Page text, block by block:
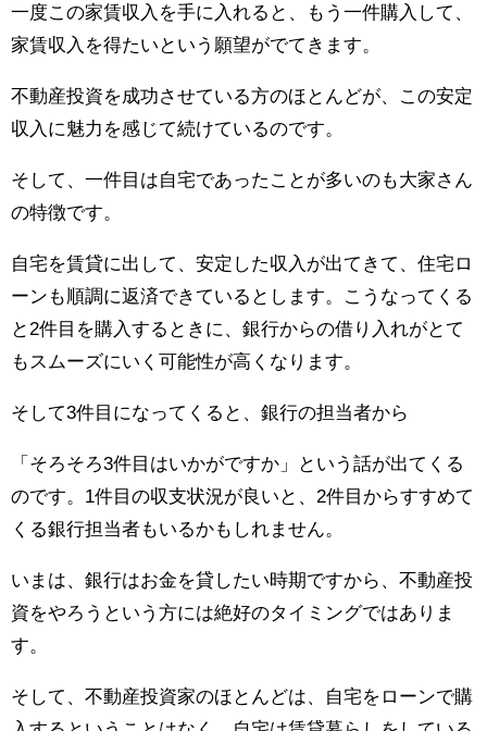
一度この家賃収入を手に入れると、もう一件購入して、
家賃収入を得たいという願望がでてきます。
不動産投資を成功させている方のほとんどが、この安定
収入に魅力を感じて続けているのです。
そして、一件目は自宅であったことが多いのも大家さん
の特徴です。
自宅を賃貸に出して、安定した収入が出てきて、住宅ロ
ーンも順調に返済できているとします。こうなってくる
と2件目を購入するときに、銀行からの借り入れがとて
もスムーズにいく可能性が高くなります。
そして3件目になってくると、銀行の担当者から
「そろそろ3件目はいかがですか」という話が出てくる
のです。1件目の収支状況が良いと、2件目からすすめて
くる銀行担当者もいるかもしれません。
いまは、銀行はお金を貸したい時期ですから、不動産投
資をやろうという方には絶好のタイミングではありま
す。
そして、不動産投資家のほとんどは、自宅をローンで購